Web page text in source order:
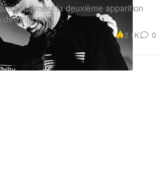
seulement la deuxième apparition
de vingt ans.
2.1K 0